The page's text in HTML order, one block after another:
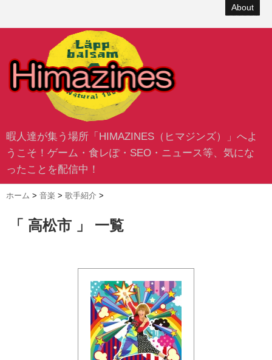
About
暇人達が集う場所「HIMAZINES（ヒマジンズ）」へよ
うこそ！ゲーム・食レぽ・SEO・ニュース等、気にな
ったことを配信中！
ホーム > 音楽 > 歌手紹介 >
「 高松市 」 一覧